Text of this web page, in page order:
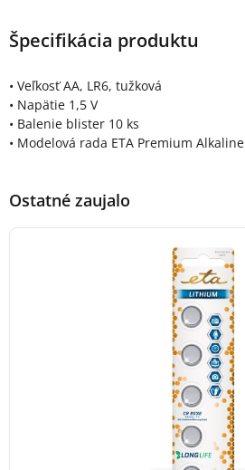
Špecifikácia produktu
• Veľkosť AA, LR6, tužková
• Napätie 1,5 V
• Balenie blister 10 ks
• Modelová rada ETA Premium Alkaline
Ostatné zaujalo